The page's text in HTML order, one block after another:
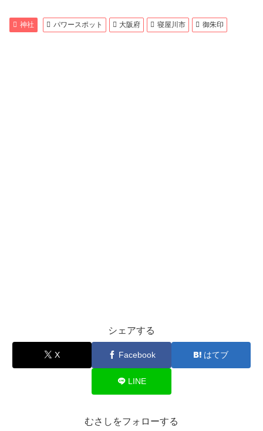
神社 パワースポット 大阪府 寝屋川市 御朱印
シェアする
X Facebook はてブ
LINE
むさしをフォローする